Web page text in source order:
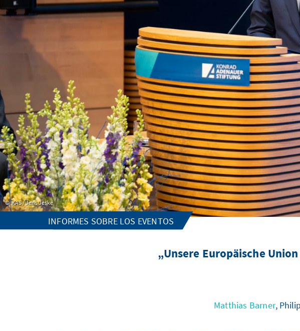
KAS / Jens Jeske
INFORMES SOBRE LOS EVENTOS
„Unsere Europäische
Matthias Barner,